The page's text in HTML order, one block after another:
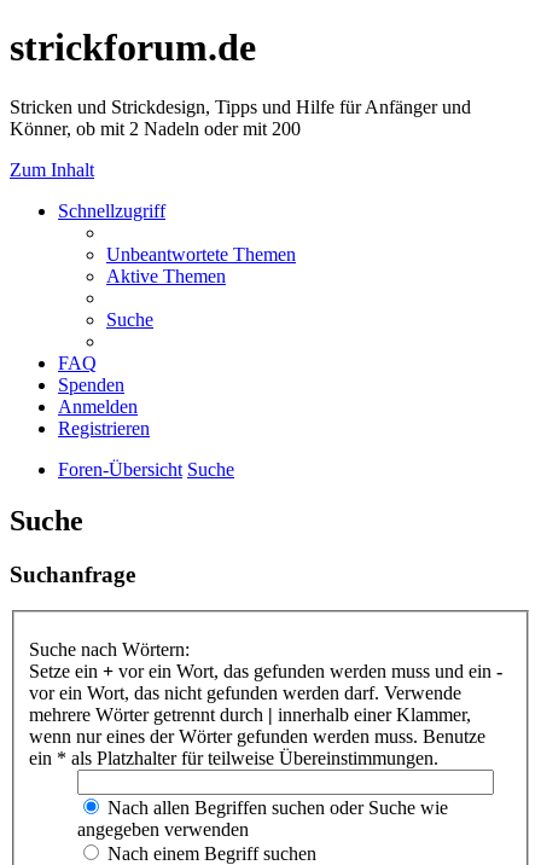
strickforum.de
Stricken und Strickdesign, Tipps und Hilfe für Anfänger und
Könner, ob mit 2 Nadeln oder mit 200
Zum Inhalt
Schnellzugriff
Unbeantwortete Themen
Aktive Themen
Suche
FAQ
Spenden
Anmelden
Registrieren
Foren-Übersicht Suche
Suche
Suchanfrage
Suche nach Wörtern:
Setze ein + vor ein Wort, das gefunden werden muss und ein -
vor ein Wort, das nicht gefunden werden darf. Verwende
mehrere Wörter getrennt durch | innerhalb einer Klammer,
wenn nur eines der Wörter gefunden werden muss. Benutze
ein * als Platzhalter für teilweise Übereinstimmungen.
Nach allen Begriffen suchen oder Suche wie
angegeben verwenden
Nach einem Begriff suchen